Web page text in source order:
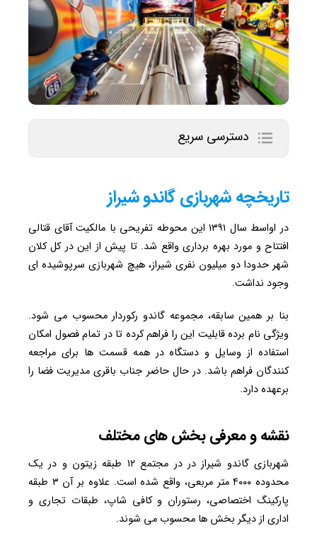
دسترسی سریع
تاریخچه شهربازی گاندو شیراز
در اواسط سال ۱۳۹۱ این محوطه تفریحی با مالکیت آقای قتالی
افتتاح و مورد بهره برداری واقع شد. تا پیش از این در کل کلان
شهر حدودا دو میلیون نفری شیراز، هیچ شهربازی سرپوشیده ای
وجود نداشت.
بنا بر همین سابقه، مجموعه گاندو رکوردار محسوب می شود.
ویژگی نام برده قابلیت این را فراهم کرده تا در تمام فصول امکان
استفاده از وسایل و دستگاه در همه قسمت ها برای مراجعه
کنندگان فراهم باشد. در حال حاضر جناب باقری مدیریت فضا را
برعهده دارد.
نقشه و معرفی بخش های مختلف
شهربازی گاندو شیراز در در مجتمع ۱۲ طبقه زیتون و در یک
محدوده ۴۰۰۰ متر مربعی، واقع شده است. علاوه بر آن ۳ طبقه
پارکینگ اختصاصی، رستوران و کافی شاپ، طبقات تجاری و
اداری از دیگر بخش ها محسوب می شوند.